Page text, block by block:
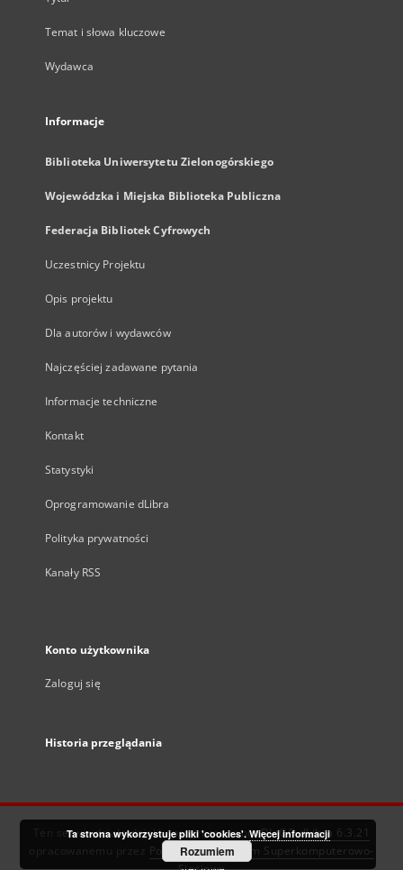
Temat i słowa kluczowe
Wydawca
Informacje
Biblioteka Uniwersytetu Zielonogórskiego
Wojewódzka i Miejska Biblioteka Publiczna
Federacja Bibliotek Cyfrowych
Uczestnicy Projektu
Opis projektu
Dla autorów i wydawców
Najczęściej zadawane pytania
Informacje techniczne
Kontakt
Statystyki
Oprogramowanie dLibra
Polityka prywatności
Kanały RSS
Konto użytkownika
Zaloguj się
Historia przeglądania
Ten serwis działa dzięki oprogramowaniuDInGO dLibra 6.3.21
Poznańskie Centrum Superkomputerowo-
Ta strona wykorzystuje pliki 'cookies'. Więcej informacji
Rozumiem